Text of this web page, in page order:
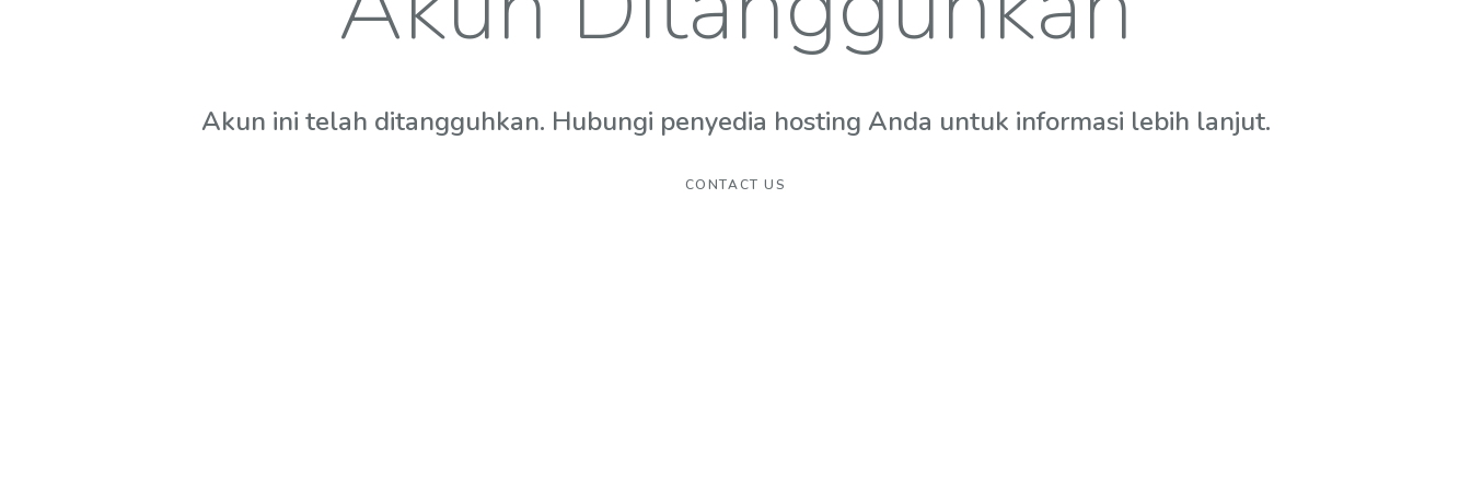
Akun ini telah ditangguhkan. Hubungi penyedia hosting Anda untuk informasi lebih lanjut.
CONTACT US